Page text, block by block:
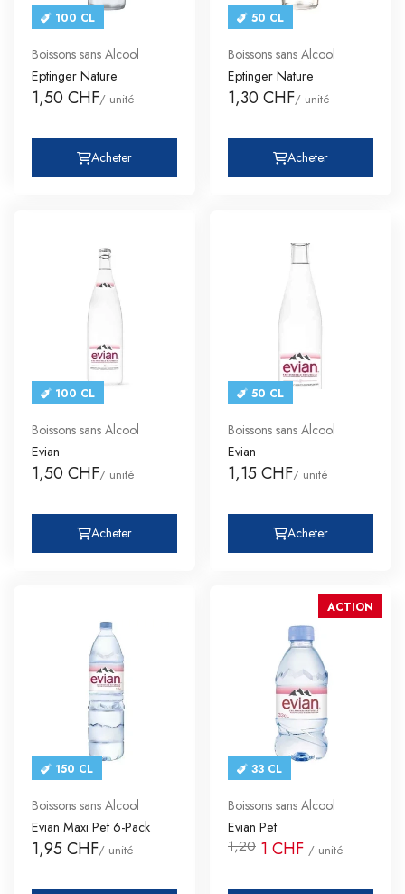
100 CL
Boissons sans Alcool
Eptinger Nature
1,50 CHF/ unité
Acheter
50 CL
Boissons sans Alcool
Eptinger Nature
1,30 CHF/ unité
Acheter
100 CL
Boissons sans Alcool
Evian
1,50 CHF/ unité
Acheter
50 CL
Boissons sans Alcool
Evian
1,15 CHF/ unité
Acheter
150 CL
Boissons sans Alcool
Evian Maxi Pet 6-Pack
1,95 CHF/ unité
33 CL
Boissons sans Alcool
Evian Pet
1,20 1 CHF / unité
ACTION